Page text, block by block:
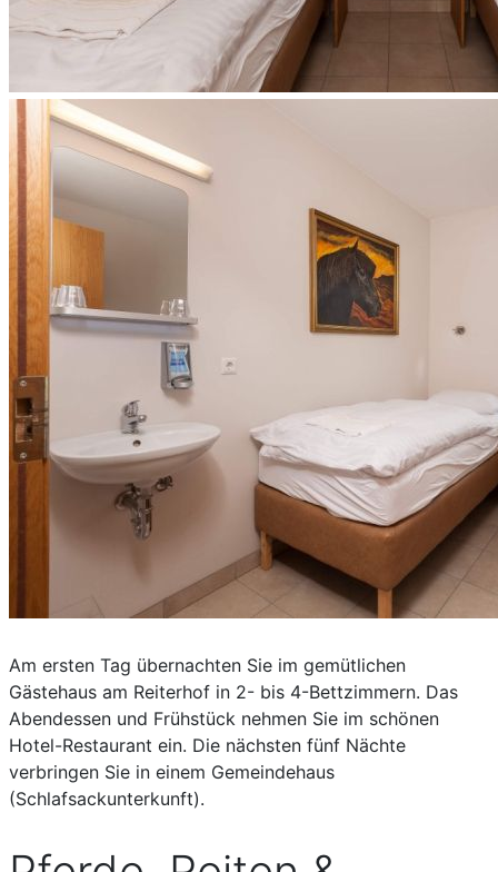
Am ersten Tag übernachten Sie im gemütlichen
Gästehaus am Reiterhof in 2- bis 4-Bettzimmern. Das
Abendessen und Frühstück nehmen Sie im schönen
Hotel-Restaurant ein. Die nächsten fünf Nächte
verbringen Sie in einem Gemeindehaus
(Schlafsackunterkunft).